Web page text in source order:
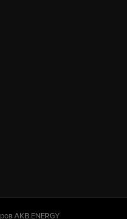
AKB.ENERGY